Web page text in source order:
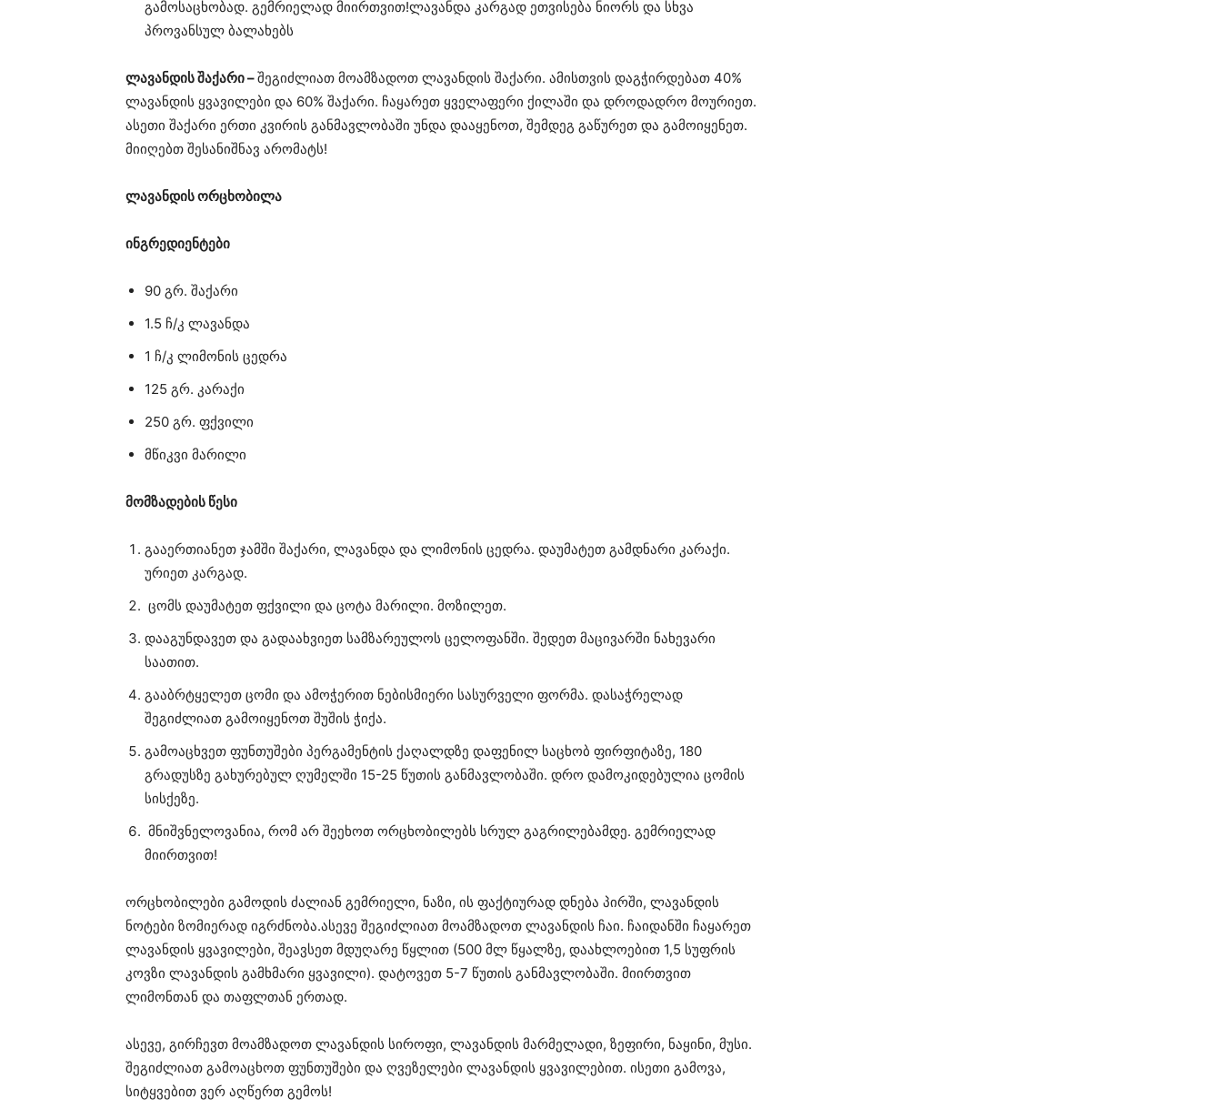
გამოსაცხობად. გემრიელად მიირთვით!ლავანდა კარგად ეთვისება ნიორს და სხვა
პროვანსულ ბალახებს
ლავანდის შაქარი –შეგიძლიათ მოამზადოთ ლავანდის შაქარი. ამისთვის დაგჭირდებათ 40%
ლავანდის ყვავილები და 60% შაქარი. ჩაყარეთ ყველაფერი ქილაში და დროდადრო მოურიეთ.
ასეთი შაქარი ერთი კვირის განმავლობაში უნდა დააყენოთ, შემდეგ გაწურეთ და გამოიყენეთ.
მიიღებთ შესანიშნავ არომატს!
ლავანდის ორცხობილა
ინგრედიენტები
90 გრ. შაქარი
1.5 ჩ/კ ლავანდა
1 ჩ/კ ლიმონის ცედრა
125 გრ. კარაქი
250 გრ. ფქვილი
მწიკვი მარილი
მომზადების წესი
გააერთიანეთ ჯამში შაქარი, ლავანდა და ლიმონის ცედრა. დაუმატეთ გამდნარი კარაქი.
ურიეთ კარგად.
ცომს დაუმატეთ ფქვილი და ცოტა მარილი. მოზილეთ.
დააგუნდავეთ და გადაახვიეთ სამზარეულოს ცელოფანში. შედეთ მაცივარში ნახევარი
საათით.
გააბრტყელეთ ცომი და ამოჭერით ნებისმიერი სასურველი ფორმა. დასაჭრელად
შეგიძლიათ გამოიყენოთ შუშის ჭიქა.
გამოაცხვეთ ფუნთუშები პერგამენტის ქაღალდზე დაფენილ საცხობ ფირფიტაზე, 180
გრადუსზე გახურებულ ღუმელში 15-25 წუთის განმავლობაში. დრო დამოკიდებულია ცომის
სისქეზე.
მნიშვნელოვანია, რომ არ შეეხოთ ორცხობილებს სრულ გაგრილებამდე. გემრიელად
მიირთვით!
ორცხობილები გამოდის ძალიან გემრიელი, ნაზი, ის ფაქტიურად დნება პირში, ლავანდის
ნოტები ზომიერად იგრძნობა.ასევე შეგიძლიათ მოამზადოთ ლავანდის ჩაი. ჩაიდანში ჩაყარეთ
ლავანდის ყვავილები, შეავსეთ მდუღარე წყლით (500 მლ წყალზე, დაახლოებით 1,5 სუფრის
კოვზი ლავანდის გამხმარი ყვავილი). დატოვეთ 5-7 წუთის განმავლობაში. მიირთვით
ლიმონთან და თაფლთან ერთად.
ასევე, გირჩევთ მოამზადოთ ლავანდის სიროფი, ლავანდის მარმელადი, ზეფირი, ნაყინი, მუსი.
შეგიძლიათ გამოაცხოთ ფუნთუშები და ღვეზელები ლავანდის ყვავილებით. ისეთი გამოვა,
სიტყვებით ვერ აღწერთ გემოს!